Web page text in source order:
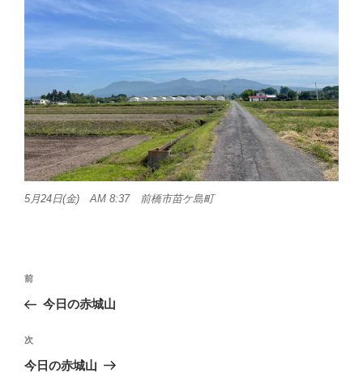
5月24日(金) AM 8:37 前橋市苗ケ島町
投
ナ
ビ
ゲ
前
の
稿
前
今日の赤城山
次
の
次
今日の赤城山